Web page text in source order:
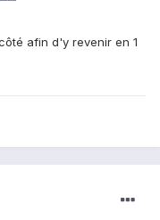
afin d'y revenir en 1